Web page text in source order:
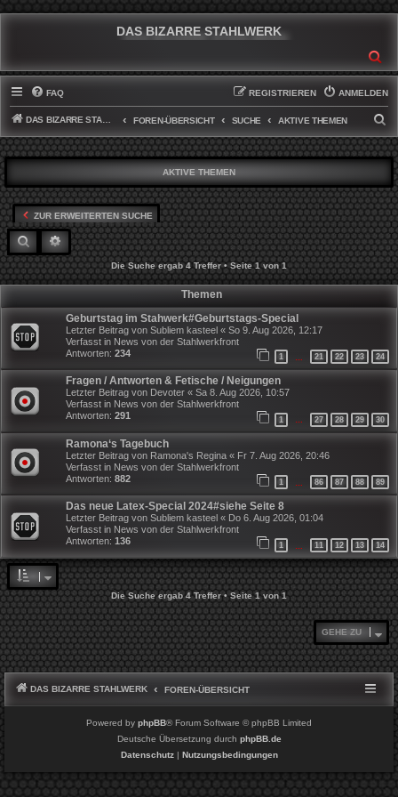
DAS BIZARRE STAHLWERK
FAQ ANMELDEN
REGISTRIEREN
DAS BIZARRE STAHLWERK FOREN-ÜBERSICHT SUCHE AKTIVE THEMEN
U
C
H
E
AKTIVE THEMEN
ZUR ERWEITERTEN SUCHE
SUCHE ERWEITERTE SUCHE
Die Suche ergab 4 Treffer • Seite1von1
Themen
Geburtstag im Stahwerk#Geburtstags-Special
Letzter Beitrag von Subliem kasteel « So 9. Aug 2026, 12:17
Verfasst in News von der Stahlwerkfront
Antworten: 234 1 21 22 23 24
Fragen / Antworten & Fetische / Neigungen
Letzter Beitrag von Devoter « Sa 8. Aug 2026, 10:57
Verfasst in News von der Stahlwerkfront
Antworten: 291 1 … 27 28 29 30
Ramona‘s Tagebuch
Letzter Beitrag von Ramona's Regina « Fr 7. Aug 2026, 20:46
Verfasst in News von der Stahlwerkfront
Antworten: 882 1 86 87 88 89
Das neue Latex-Special 2024#siehe Seite 8
Letzter Beitrag von Subliem kasteel « Do 6. Aug 2026, 01:04
Verfasst in News von der Stahlwerkfront
Antworten: 136 1 11 12 13 14
Die Suche ergab 4 Treffer • Seite1von1
GEHE ZU
DAS BIZARRE STAHLWERK FOREN-ÜBERSICHT
Powered by phpBB® Forum Software © phpBB Limited
Deutsche Übersetzung durch phpBB.de
Datenschutz| Nutzungsbedingungen